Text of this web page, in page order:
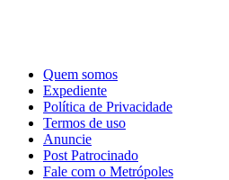
Quem somos
Expediente
Política de Privacidade
Termos de uso
Anuncie
Post Patrocinado
Fale com o Metrópoles